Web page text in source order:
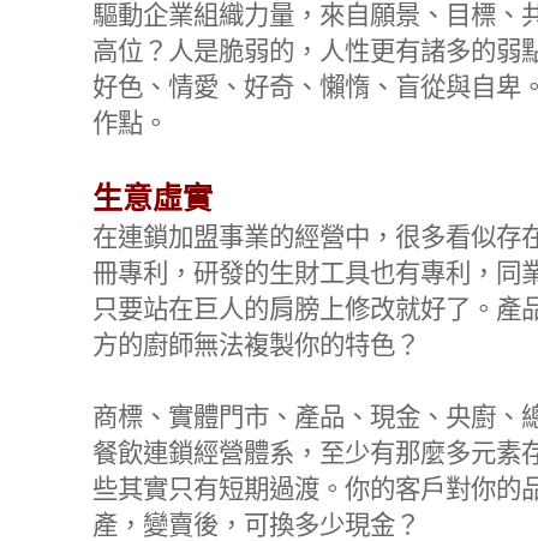
驅動企業組織力量，來自願景、目標、
高位？人是脆弱的，人性更有諸多的弱
好色、情愛、好奇、懶惰、盲從與自卑
作點。
生意虛實
在連鎖加盟事業的經營中，很多看似存
冊專利，研發的生財工具也有專利，同
只要站在巨人的肩膀上修改就好了。
方的廚師無法複製你的特色？
商標、實體門市、產品、現金、央廚、
餐飲連鎖經營體系，至少有那麼多元素
些其實只有短期過渡。你的客戶對你的
產，變賣後，可換多少現金？